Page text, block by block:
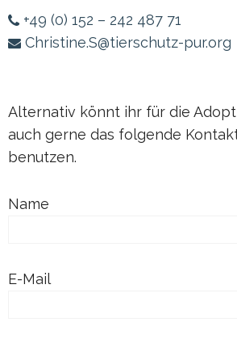
+49 (0) 152 – 242 487 71
Christine.S@tierschutz-pur.org
Alternativ könnt ihr für die
auch gerne das folgende
benutzen.
Name
E-Mail